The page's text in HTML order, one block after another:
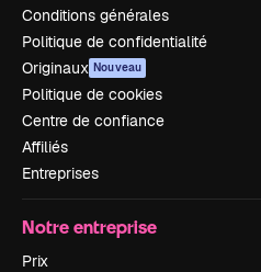
Conditions générales
Politique de confidentialité
Originaux Nouveau
Politique de cookies
Centre de confiance
Affiliés
Entreprises
Notre entreprise
Prix